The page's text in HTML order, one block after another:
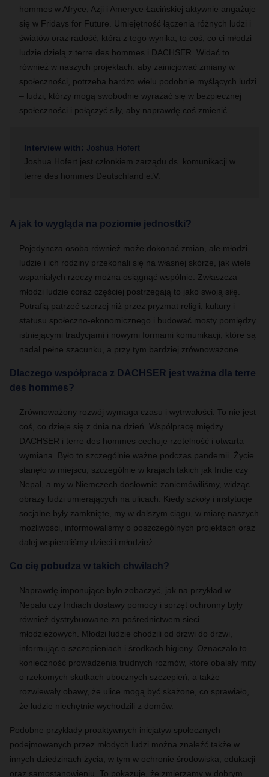
hommes w Afryce, Azji i Ameryce Łacińskiej aktywnie angażuje
się w Fridays for Future. Umiejętność łączenia różnych ludzi i
światów oraz radość, która z tego wynika, to coś, co ci młodzi
ludzie dzielą z terre des hommes i DACHSER. Widać to
również w naszych projektach: aby zainicjować zmiany w
społeczności, potrzeba bardzo wielu podobnie myślących ludzi
– ludzi, którzy mogą swobodnie wyrażać się w bezpiecznej
społeczności i połączyć siły, aby naprawdę coś zmienić.
Interview with: Joshua Hofert
Joshua Hofert jest członkiem zarządu ds. komunikacji w
terre des hommes Deutschland e.V.
A jak to wygląda na poziomie jednostki?
Pojedyncza osoba również może dokonać zmian, ale młodzi
ludzie i ich rodziny przekonali się na własnej skórze, jak wiele
wspaniałych rzeczy można osiągnąć wspólnie. Zwłaszcza
młodzi ludzie coraz częściej postrzegają to jako swoją siłę.
Potrafią patrzeć szerzej niż przez pryzmat religii, kultury i
statusu społeczno-ekonomicznego i budować mosty pomiędzy
istniejącymi tradycjami i nowymi formami komunikacji, które są
nadal pełne szacunku, a przy tym bardziej zrównoważone.
Dlaczego współpraca z DACHSER jest ważna dla terre
des hommes?
Zrównoważony rozwój wymaga czasu i wytrwałości. To nie jest
coś, co dzieje się z dnia na dzień. Współpracę między
DACHSER i terre des hommes cechuje rzetelność i otwarta
wymiana. Było to szczególnie ważne podczas pandemii. Życie
stanęło w miejscu, szczególnie w krajach takich jak Indie czy
Nepal, a my w Niemczech dosłownie zaniemówiliśmy, widząc
obrazy ludzi umierających na ulicach. Kiedy szkoły i instytucje
socjalne były zamknięte, my w dalszym ciągu, w miarę naszych
możliwości, informowaliśmy o poszczególnych projektach oraz
dalej wspieraliśmy dzieci i młodzież.
Co cię pobudza w takich chwilach?
Naprawdę imponujące było zobaczyć, jak na przykład w
Nepalu czy Indiach dostawy pomocy i sprzęt ochronny były
również dystrybuowane za pośrednictwem sieci
młodzieżowych. Młodzi ludzie chodzili od drzwi do drzwi,
informując o szczepieniach i środkach higieny. Oznaczało to
konieczność prowadzenia trudnych rozmów, które obalały mity
o rzekomych skutkach ubocznych szczepień, a także
rozwiewały obawy, że ulice mogą być skażone, co sprawiało,
że ludzie niechętnie wychodzili z domów.
Podobne przykłady proaktywnych inicjatyw społecznych
podejmowanych przez młodych ludzi można znaleźć także w
innych dziedzinach życia, w tym w ochronie środowiska, edukacji
oraz samostanowieniu. To pokazuje, że zmierzamy w dobrym